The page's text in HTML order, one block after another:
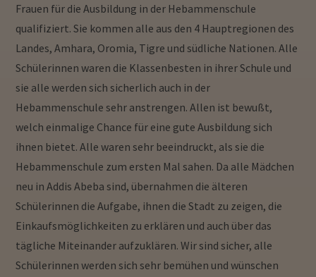
Frauen für die Ausbildung in der Hebammenschule
qualifiziert. Sie kommen alle aus den 4 Hauptregionen des
Landes, Amhara, Oromia, Tigre und südliche Nationen. Alle
Schülerinnen waren die Klassenbesten in ihrer Schule und
sie alle werden sich sicherlich auch in der
Hebammenschule sehr anstrengen. Allen ist bewußt,
welch einmalige Chance für eine gute Ausbildung sich
ihnen bietet. Alle waren sehr beeindruckt, als sie die
Hebammenschule zum ersten Mal sahen. Da alle Mädchen
neu in Addis Abeba sind, übernahmen die älteren
Schülerinnen die Aufgabe, ihnen die Stadt zu zeigen, die
Einkaufsmöglichkeiten zu erklären und auch über das
tägliche Miteinander aufzuklären. Wir sind sicher, alle
Schülerinnen werden sich sehr bemühen und wünschen